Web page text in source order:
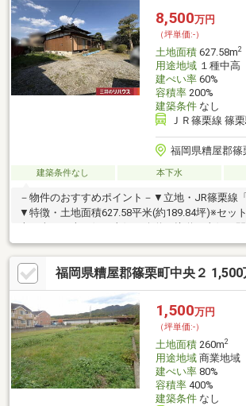
8,500万円
（坪単価:-）
土地面積627.58m2
用途地域１種中高
建ぺい率60%
容積率200%
建築条件なし
ＪＲ篠栗線 篠
福岡県糟屋郡篠
建築条件なし 本下水
－物件のおすすめポイント－▼立地・JR篠栗線
▼特徴・土地面積627.58平米(約189.84坪)※セッ
建築条件付宅地販売ではありません・現況古家
合わせください▼周辺環境・西浦公園 徒歩5分(
グ新生堂篠栗店 徒歩6分(約430m)・マルキョウ篠
460m)・ファミリーマート篠栗庄店 徒歩7分(約
住まい探しをお手伝いします ━━━━━・・・
談はお気軽にお問い合わせください。
福岡県糟屋郡篠栗町中央２ 1,500
1,500万円
（坪単価:-）
土地面積260m2
用途地域商業地域
建ぺい率80%
容積率400%
建築条件なし